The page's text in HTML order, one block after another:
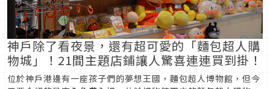
神戶除了看夜景，還有超可愛的「麵包超人購
物城」！21間主題店鋪讓人驚喜連連買到掛！
位於神戶港邊有一座孩子們的夢想王國，麵包超人博物館，但今